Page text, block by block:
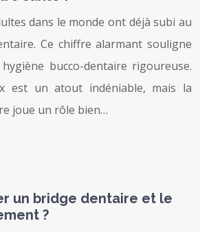
dans le monde ont déjà subi au
Ce chiffre alarmant souligne
hygiène bucco-dentaire rigoureuse.
est un atout indéniable, mais la
joue un rôle bien…
un bridge dentaire et le
?